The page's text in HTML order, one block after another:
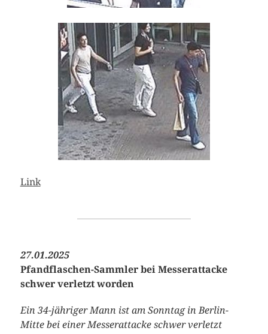
Link
27.01.2025
Pfandflaschen-Sammler bei Messerattacke
schwer verletzt worden
Ein 34-jähriger Mann ist am Sonntag in Berlin-
Mitte bei einer Messerattacke schwer verletzt